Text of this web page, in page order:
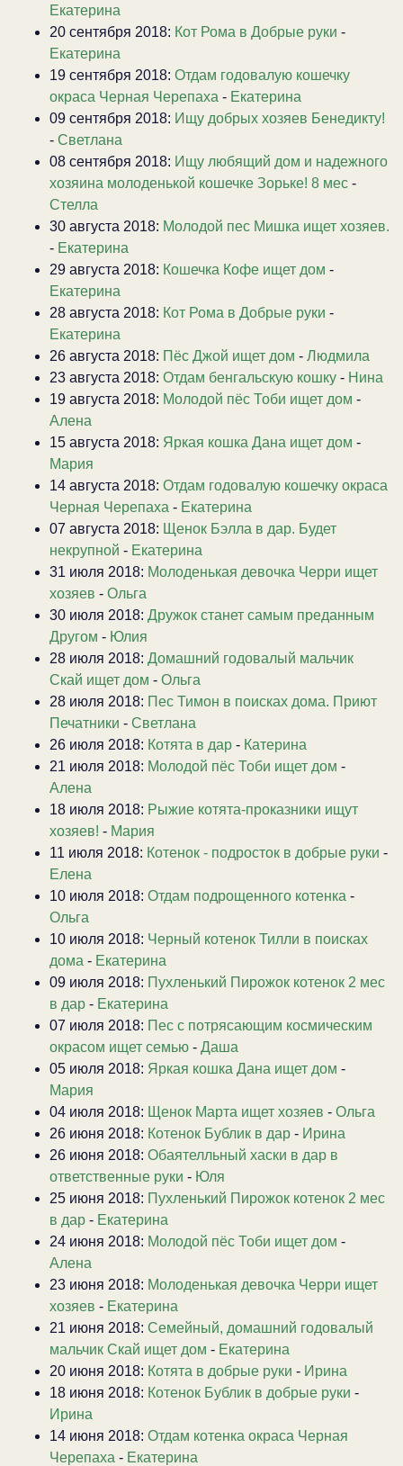
Екатерина
20 сентября 2018: Кот Рома в Добрые руки -
Екатерина
19 сентября 2018: Отдам годовалую кошечку
окраса Черная Черепаха - Екатерина
09 сентября 2018: Ищу добрых хозяев Бенедикту!
- Светлана
08 сентября 2018: Ищу любящий дом и надежного
хозяина молоденькой кошечке Зорьке! 8 мес -
Стелла
30 августа 2018: Молодой пес Мишка ищет хозяев.
- Екатерина
29 августа 2018: Кошечка Кофе ищет дом -
Екатерина
28 августа 2018: Кот Рома в Добрые руки -
Екатерина
26 августа 2018: Пёс Джой ищет дом - Людмила
23 августа 2018: Отдам бенгальскую кошку - Нина
19 августа 2018: Молодой пёс Тоби ищет дом -
Алена
15 августа 2018: Яркая кошка Дана ищет дом -
Мария
14 августа 2018: Отдам годовалую кошечку окраса
Черная Черепаха - Екатерина
07 августа 2018: Щенок Бэлла в дар. Будет
некрупной - Екатерина
31 июля 2018: Молоденькая девочка Черри ищет
хозяев - Ольга
30 июля 2018: Дружок станет самым преданным
Другом - Юлия
28 июля 2018: Домашний годовалый мальчик
Скай ищет дом - Ольга
28 июля 2018: Пес Тимон в поисках дома. Приют
Печатники - Светлана
26 июля 2018: Котята в дар - Катерина
21 июля 2018: Молодой пёс Тоби ищет дом -
Алена
18 июля 2018: Рыжие котята-проказники ищут
хозяев! - Мария
11 июля 2018: Котенок - подросток в добрые руки -
Елена
10 июля 2018: Отдам подрощенного котенка -
Ольга
10 июля 2018: Черный котенок Тилли в поисках
дома - Екатерина
09 июля 2018: Пухленький Пирожок котенок 2 мес
в дар - Екатерина
07 июля 2018: Пес с потрясающим космическим
окрасом ищет семью - Даша
05 июля 2018: Яркая кошка Дана ищет дом -
Мария
04 июля 2018: Щенок Марта ищет хозяев - Ольга
26 июня 2018: Котенок Бублик в дар - Ирина
26 июня 2018: Обаятелльный хаски в дар в
ответственные руки - Юля
25 июня 2018: Пухленький Пирожок котенок 2 мес
в дар - Екатерина
24 июня 2018: Молодой пёс Тоби ищет дом -
Алена
23 июня 2018: Молоденькая девочка Черри ищет
хозяев - Екатерина
21 июня 2018: Семейный, домашний годовалый
мальчик Скай ищет дом - Екатерина
20 июня 2018: Котята в добрые руки - Ирина
18 июня 2018: Котенок Бублик в добрые руки -
Ирина
14 июня 2018: Отдам котенка окраса Черная
Черепаха - Екатерина